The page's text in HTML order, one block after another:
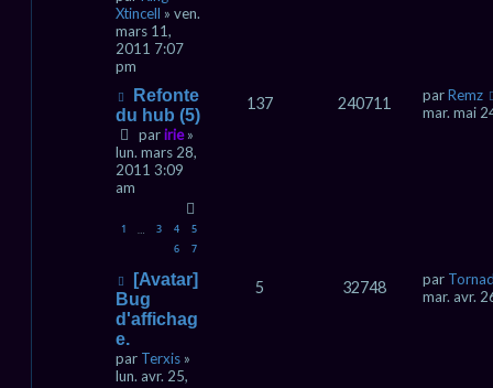
Xtincell » ven.
mars 11,
2011 7:07
pm
Refonte
du hub (5)
paririe»
lun. mars 28,
2011 3:09
am
1 3 4
5
6
7
137 240711 parRemz
mar. mai
[Avatar]
Bug
d'affichag
e.
par Terxis »
lun. avr. 25,
5 32748 par
mar. avr.